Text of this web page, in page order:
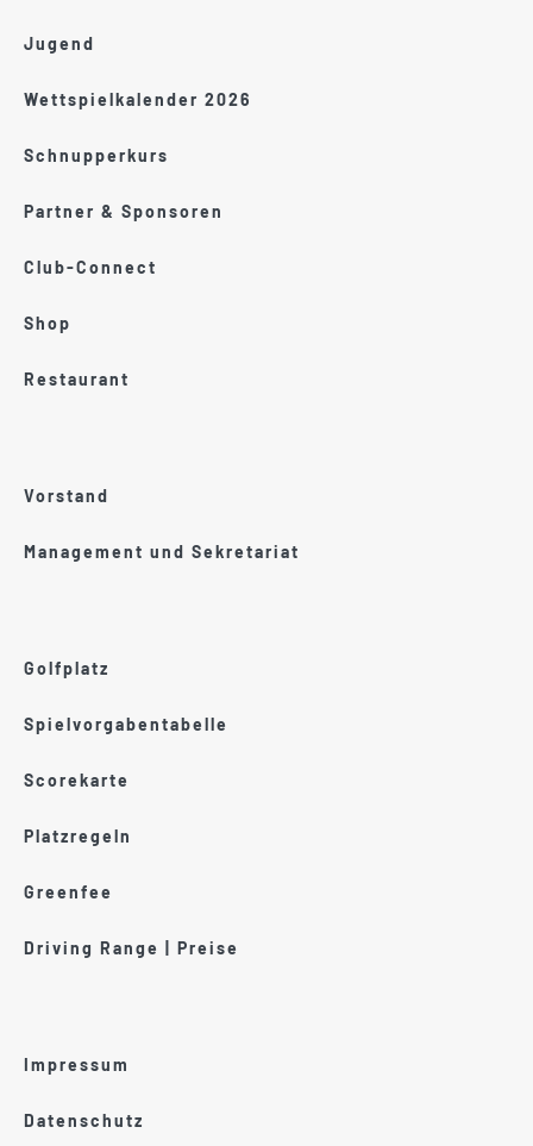
Jugend
Wettspielkalender 2026
Schnupperkurs
Partner & Sponsoren
Club-Connect
Shop
Restaurant
Vorstand
Management und Sekretariat
Golfplatz
Spielvorgabentabelle
Scorekarte
Platzregeln
Greenfee
Driving Range | Preise
Impressum
Datenschutz